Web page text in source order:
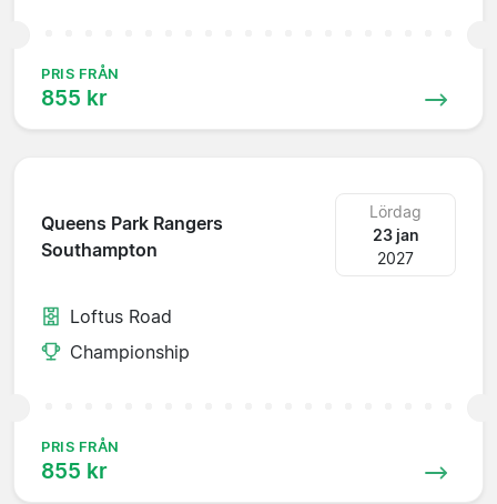
PRIS FRÅN
855 kr
Queens Park Rangers
Southampton
Lördag
23 jan
2027
Loftus Road
Championship
PRIS FRÅN
855 kr